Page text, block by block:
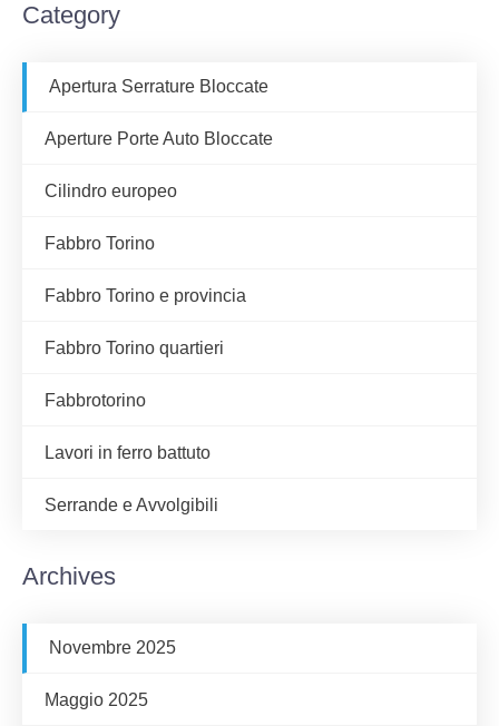
Category
Apertura Serrature Bloccate
Aperture Porte Auto Bloccate
Cilindro europeo
Fabbro Torino
Fabbro Torino e provincia
Fabbro Torino quartieri
Fabbrotorino
Lavori in ferro battuto
Serrande e Avvolgibili
Archives
Novembre 2025
Maggio 2025